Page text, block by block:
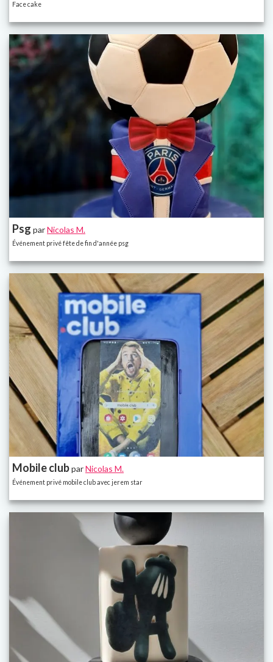
Face cake
Psg parNicolas M.
Événement privé fête de fin d'année psg
Mobile clubparNicolas M.
Événement privé mobile club avec jerem star